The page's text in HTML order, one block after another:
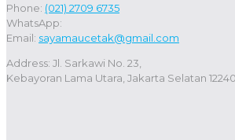
Phone: (021) 2709 6735
WhatsApp:
Email: sayamaucetak@gmail.com
Address: Jl. Sarkawi No. 23,
Kebayoran Lama Utara, Jakarta Selatan 12240